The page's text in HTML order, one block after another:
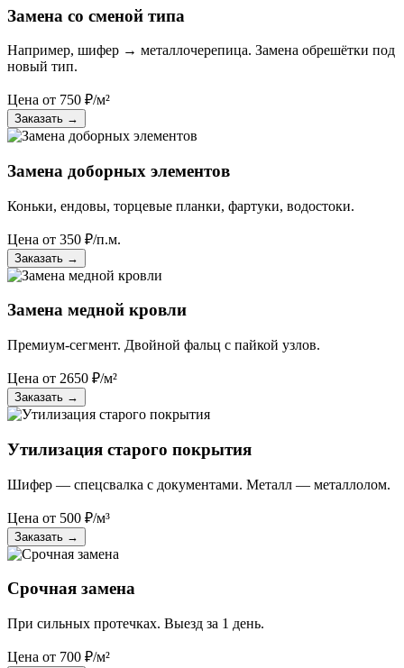
Замена со сменой типа
Например, шифер → металлочерепица. Замена обрешётки под
новый тип.
Цена от 750 ₽/м²
Заказать →
Замена доборных элементов
Коньки, ендовы, торцевые планки, фартуки, водостоки.
Цена от 350 ₽/п.м.
Заказать →
Замена медной кровли
Премиум-сегмент. Двойной фальц с пайкой узлов.
Цена от 2650 ₽/м²
Заказать →
Утилизация старого покрытия
Шифер — спецсвалка с документами. Металл — металлолом.
Цена от 500 ₽/м³
Заказать →
Срочная замена
При сильных протечках. Выезд за 1 день.
Цена от 700 ₽/м²